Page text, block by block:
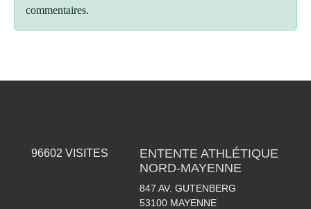
commentaires.
96602 VISITES
ENTENTE ATHLÉTIQUE
NORD-MAYENNE
847 AV. GUTENBERG
53100 MAYENNE